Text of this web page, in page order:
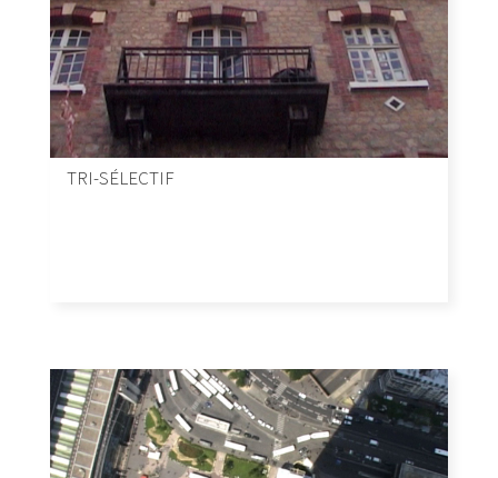
TRI-SÉLECTIF